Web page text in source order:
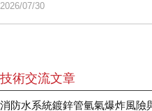
2026/07/30
技術交流文章
消防水系統鍍鋅管氫氣爆炸風險